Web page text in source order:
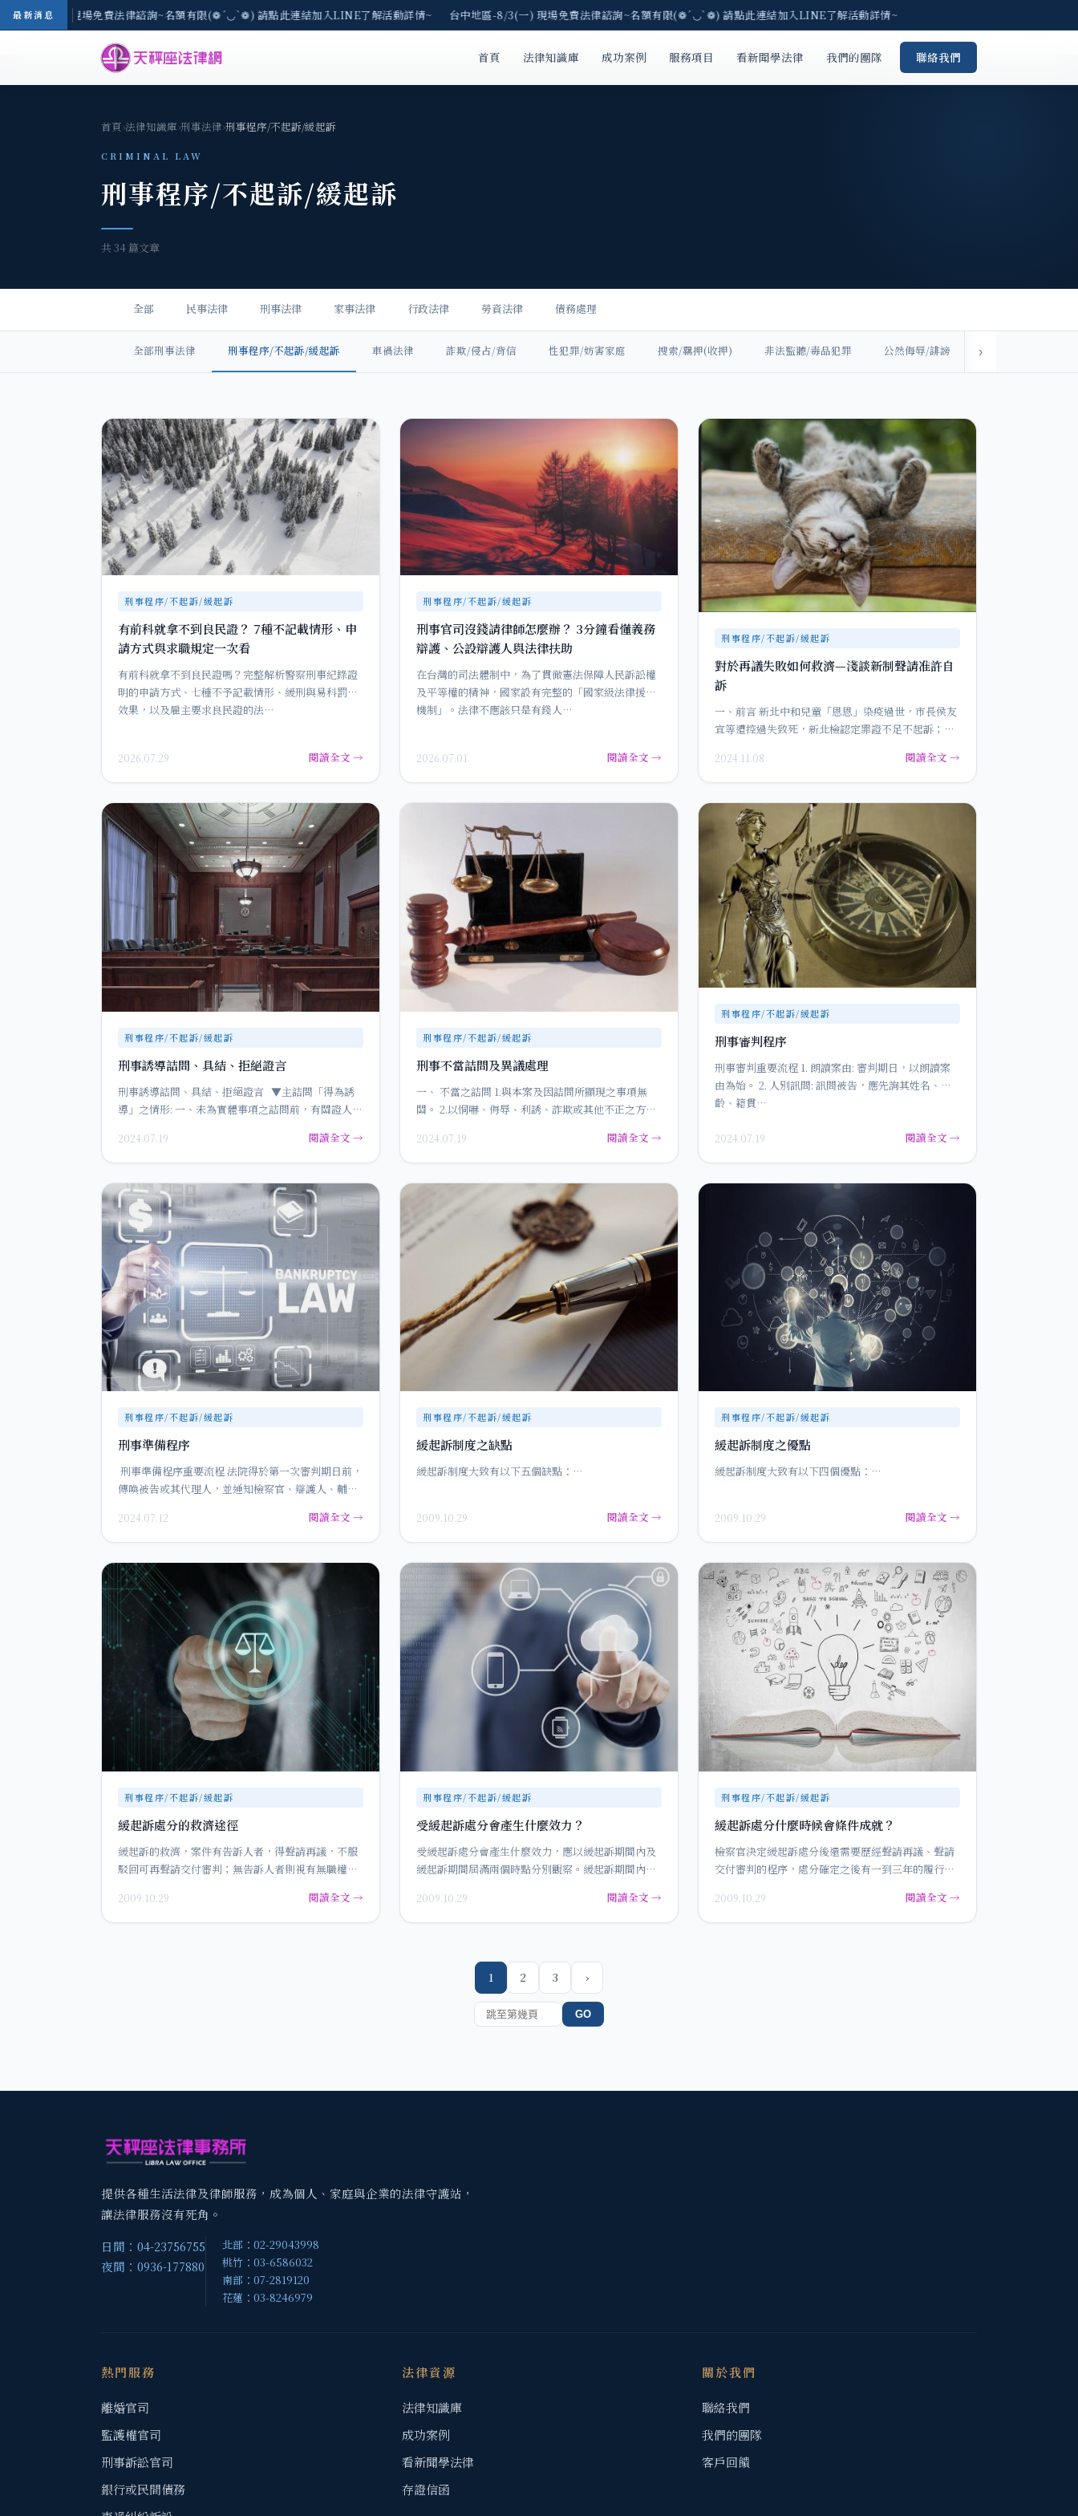
最新消息
-8/3(一) 現場免費法律諮詢~名額有限(❁´◡`❁) 請點此連結加入LINE了解活動詳情~ 台中地區-8/3(一) 現場免費法律諮詢~名額有限(❁´◡`❁) 請點此連結加入LINE了解活動詳情~
首頁 法律知識庫 成功案例 服務項目 看新聞學法律 我們的團隊 聯絡我們
首頁›法律知識庫›刑事法律›刑事程序/不起訴/緩起訴
CRIMINAL LAW
刑事程序/不起訴/緩起訴
共 34 篇文章
全部 民事法律 刑事法律 家事法律 行政法律 勞資法律 債務處理
全部刑事法律 刑事程序/不起訴/緩起訴 車禍法律 詐欺/侵占/背信 性犯罪/妨害家庭 搜索/羈押(收押) 非法監聽/毒品犯罪 公然侮辱/誹謗 ›
刑事程序/不起訴/緩起訴
有前科就拿不到良民證？ 7種不記載情形、申
請方式與求職規定一次看
有前科就拿不到良民證嗎？完整解析警察刑事紀錄證
明的申請方式、七種不予記載情形、緩刑與易科罰金
效果，以及雇主要求良民證的法…
2026.07.29 閱讀全文 →
刑事程序/不起訴/緩起訴
刑事官司沒錢請律師怎麼辦？ 3分鐘看懂義務
辯護、公設辯護人與法律扶助
在台灣的司法體制中，為了貫徹憲法保障人民訴訟權
及平等權的精神，國家設有完整的「國家級法律援助
機制」。法律不應該只是有錢人…
2026.07.01 閱讀全文 →
刑事程序/不起訴/緩起訴
對於再議失敗如何救濟—淺談新制聲請准許自
訴
一、前言 新北中和兒童「恩恩」染疫過世，市長侯友
宜等遭控過失致死，新北檢認定罪證不足不起訴；恩
2024.11.08 閱讀全文 →
刑事程序/不起訴/緩起訴
刑事誘導詰問、具結、拒絕證言
刑事誘導詰問、具結、拒絕證言 ▼主詰問「得為誘
導」之情形: 一、未為實體事項之詰問前，有關證人、
2024.07.19 閱讀全文 →
刑事程序/不起訴/緩起訴
刑事不當詰問及異議處理
一、 不當之詰問 1.與本案及因詰問所顯現之事項無
關。 2.以恫嚇、侮辱、利誘、詐欺或其他不正之方
2024.07.19 閱讀全文 →
刑事程序/不起訴/緩起訴
刑事審判程序
刑事審判重要流程 1. 朗讀案由: 審判期日，以朗讀案
由為始。 2. 人別訊問: 訊問被告，應先詢其姓名、年
齡、籍貫…
2024.07.19 閱讀全文 →
刑事程序/不起訴/緩起訴
刑事準備程序
刑事準備程序重要流程 法院得於第一次審判期日前，
傳喚被告或其代理人，並通知檢察官、辯護人、輔佐
2024.07.12 閱讀全文 →
刑事程序/不起訴/緩起訴
緩起訴制度之缺點
緩起訴制度大致有以下五個缺點：…
2009.10.29 閱讀全文 →
刑事程序/不起訴/緩起訴
緩起訴制度之優點
緩起訴制度大致有以下四個優點：…
2009.10.29 閱讀全文 →
刑事程序/不起訴/緩起訴
緩起訴處分的救濟途徑
緩起訴的救濟，案件有告訴人者，得聲請再議，不服
駁回可再聲請交付審判；無告訴人者則視有無職權再
2009.10.29 閱讀全文 →
刑事程序/不起訴/緩起訴
受緩起訴處分會產生什麼效力？
受緩起訴處分會產生什麼效力，應以緩起訴期間內及
緩起訴期間屆滿兩個時點分別觀察。緩起訴期間內之
2009.10.29 閱讀全文 →
刑事程序/不起訴/緩起訴
緩起訴處分什麼時候會條件成就？
檢察官決定緩起訴處分後還需要歷經聲請再議、聲請
交付審判的程序，處分確定之後有一到三年的履行期
2009.10.29 閱讀全文 →
1 2 3 ›
GO
提供各種生活法律及律師服務，成為個人、家庭與企業的法律守護站，
讓法律服務沒有死角。
日間：04-23756755
夜間：0936-177880
北部：02-29043998
桃竹：03-6586032
南部：07-2819120
花蓮：03-8246979
熱門服務
離婚官司
監護權官司
刑事訴訟官司
銀行或民間債務
法律資源
法律知識庫
成功案例
看新聞學法律
存證信函
關於我們
聯絡我們
我們的團隊
客戶回饋